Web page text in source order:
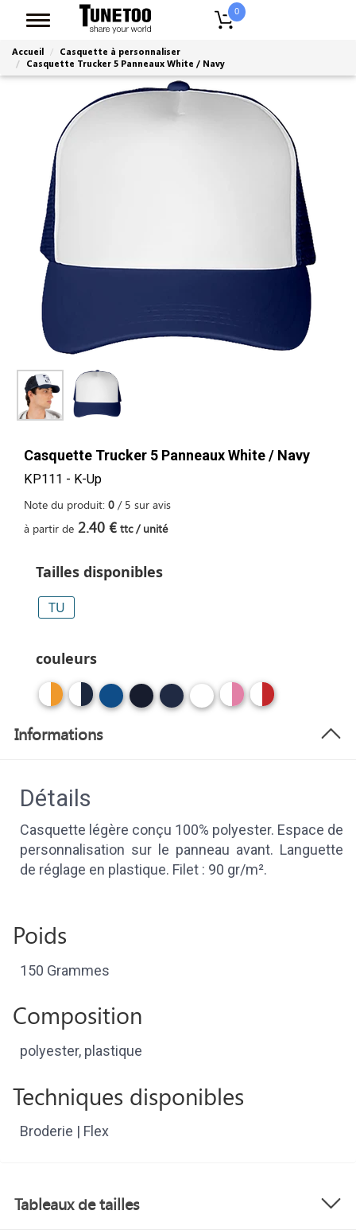
0
Accueil
Casquette à personnaliser
Casquette Trucker 5 Panneaux White / Navy
Casquette Trucker 5 Panneaux White / Navy
KP111 - K-Up
Note du produit: 0 / 5 sur avis
à partir de 2.40 € ttc / unité
Tailles disponibles
TU
couleurs
Informations
Détails
Casquette légère conçu 100% polyester. Espace de
personnalisation sur le panneau avant. Languette
de réglage en plastique. Filet : 90 gr/m².
Poids
150 Grammes
Composition
polyester, plastique
Techniques disponibles
Broderie | Flex
Tableaux de tailles